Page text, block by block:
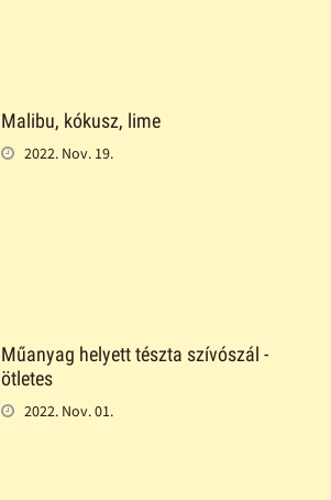
Malibu, kókusz, lime
2022. Nov. 19.
Műanyag helyett tészta szívószál -
ötletes
2022. Nov. 01.